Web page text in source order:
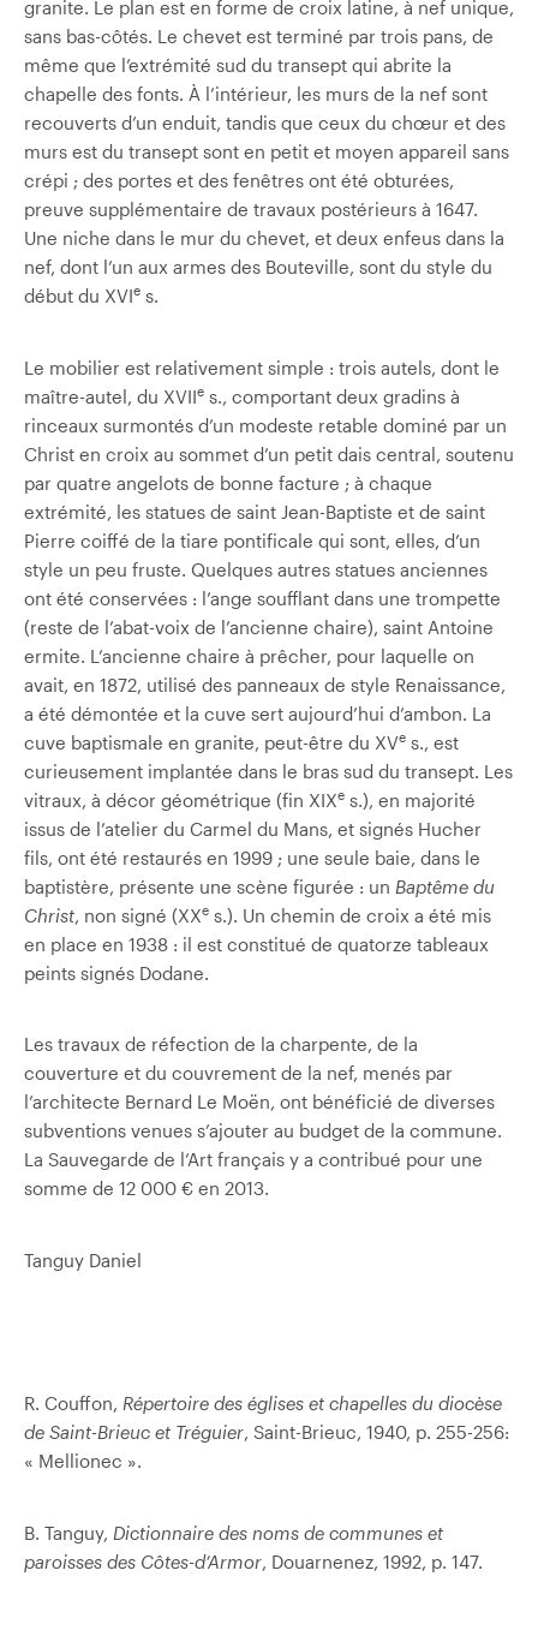
granite. Le plan est en forme de croix latine, à nef unique,
sans bas-côtés. Le chevet est terminé par trois pans, de
même que l’extrémité sud du transept qui abrite la
chapelle des fonts. À l’intérieur, les murs de la nef sont
recouverts d’un enduit, tandis que ceux du chœur et des
murs est du transept sont en petit et moyen appareil sans
crépi ; des portes et des fenêtres ont été obturées,
preuve supplémentaire de travaux postérieurs à 1647.
Une niche dans le mur du chevet, et deux enfeus dans la
nef, dont l’un aux armes des Bouteville, sont du style du
début du XVIe s.
Le mobilier est relativement simple : trois autels, dont le
maître-autel, du XVIIe s., comportant deux gradins à
rinceaux surmontés d’un modeste retable dominé par un
Christ en croix au sommet d’un petit dais central, soutenu
par quatre angelots de bonne facture ; à chaque
extrémité, les statues de saint Jean-Baptiste et de saint
Pierre coiffé de la tiare pontificale qui sont, elles, d’un
style un peu fruste. Quelques autres statues anciennes
ont été conservées : l’ange soufflant dans une trompette
(reste de l’abat-voix de l’ancienne chaire), saint Antoine
ermite. L’ancienne chaire à prêcher, pour laquelle on
avait, en 1872, utilisé des panneaux de style Renaissance,
a été démontée et la cuve sert aujourd’hui d’ambon. La
cuve baptismale en granite, peut-être du XVe s., est
curieusement implantée dans le bras sud du transept. Les
vitraux, à décor géométrique (fin XIXe s.), en majorité
issus de l’atelier du Carmel du Mans, et signés Hucher
fils, ont été restaurés en 1999 ; une seule baie, dans le
baptistère, présente une scène figurée : un Baptême du
Christ, non signé (XXe s.). Un chemin de croix a été mis
en place en 1938 : il est constitué de quatorze tableaux
peints signés Dodane.
Les travaux de réfection de la charpente, de la
couverture et du couvrement de la nef, menés par
l’architecte Bernard Le Moën, ont bénéficié de diverses
subventions venues s’ajouter au budget de la commune.
La Sauvegarde de l’Art français y a contribué pour une
somme de 12 000 € en 2013.
Tanguy Daniel
R. Couffon, Répertoire des églises et chapelles du diocèse
de Saint-Brieuc et Tréguier, Saint-Brieuc, 1940, p. 255-256:
« Mellionec ».
B. Tanguy, Dictionnaire des noms de communes et
paroisses des Côtes-d’Armor, Douarnenez, 1992, p. 147.